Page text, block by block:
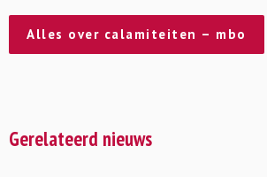
Alles over calamiteiten – mbo
Gerelateerd nieuws